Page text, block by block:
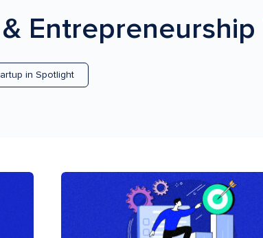
Entrepreneurship
in Spotlight